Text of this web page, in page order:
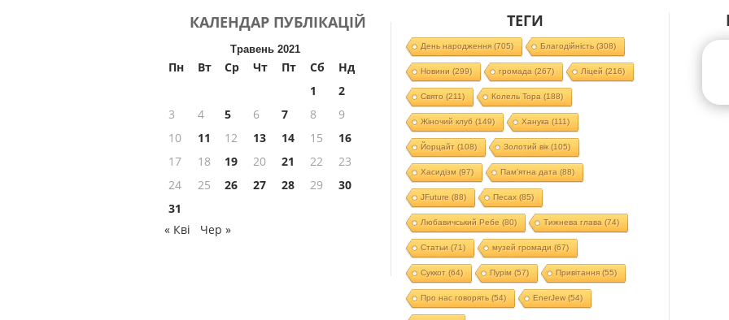
КАЛЕНДАР ПУБЛІКАЦІЙ
Травень 2021
Пн Вт Ср Чт Пт Сб
Нд
1
2
3
4 5 6 7 8
9
10
11 12 13 14 15
16
17
18 19 20 21 22
23
24
25 26 27 28 29
30
31
« Кві
Чер »
ТЕГИ
День народження(705) Благодійність(308)
Новини (299) громада (267) Ліцей (216)
Свято (211) Колель Тора (188)
Жіночий клуб (149) Ханука (111)
Йорцайт (108) Золотий вік(105)
Хасидізм (97) Пам'ятна дата (88)
JFuture (88) Песах(85)
Любавичський Ребе (80) Тижнева глава (74)
Статьи (71) музей громади (67)
Суккот (64) Пурім (57) Привітання(55)
Про нас говорять(54) EnerJew(54)